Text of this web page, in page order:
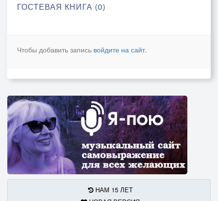
ГОСТЕВАЯ КНИГА (0)
Чтобы добавить запись войдите на сайт.
НАМ 15 ЛЕТ